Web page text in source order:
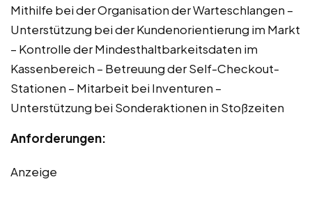
Mithilfe bei der Organisation der Warteschlangen –
Unterstützung bei der Kundenorientierung im Markt
– Kontrolle der Mindesthaltbarkeitsdaten im
Kassenbereich – Betreuung der Self-Checkout-
Stationen – Mitarbeit bei Inventuren –
Unterstützung bei Sonderaktionen in Stoßzeiten
Anforderungen:
Anzeige